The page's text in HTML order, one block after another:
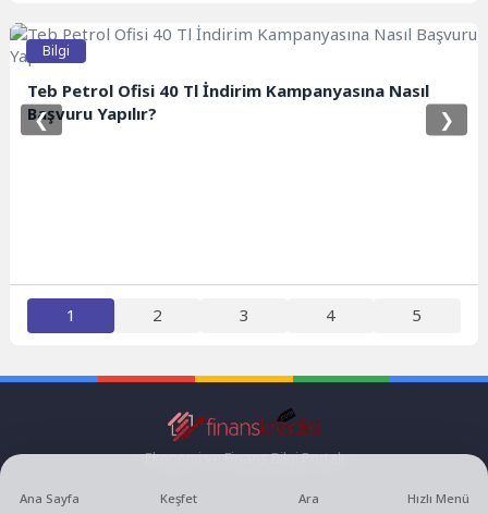
Bilgi
Teb Petrol Ofisi 40 Tl İndirim Kampanyasına Nasıl
Başvuru Yapılır?
❮ ❯
1 2 3 4 5
Ekonomi ve Finans Bilgi Portalı
Ana Sayfa Keşfet Ara Hızlı Menü